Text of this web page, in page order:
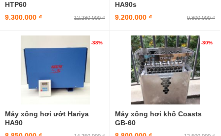
HTP60
9.300.000 ₫
12.280.000 ₫
HA90s
9.200.000 ₫
9.800.000 ₫
Máy xông hơi ướt Hariya
HA90
-38%
Máy xông hơi khô Coasts
GB-60
-30%